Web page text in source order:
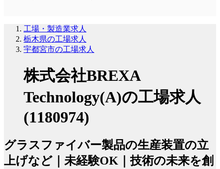
工場・製造業求人
栃木県の工場求人
宇都宮市の工場求人
株式会社BREXA
Technology(A)の工場求人
(1180974)
グラスファイバー製品の生産装置の立
上げなど｜未経験OK｜技術の未来を創